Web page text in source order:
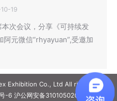
19
次会议，分享《可持续发
阿元微信“rhyayuan”,受邀加
Exhibition Co., Ltd All rights
-6沪公网安备31010502006887号